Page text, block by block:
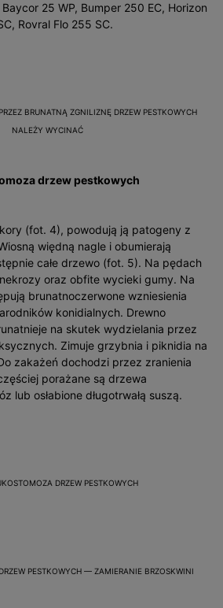
25 WP, Bumper 250 EC, Horizon
Rovral Flo 255 SC.
BRUNATNĄ ZGNILIZNĘ DRZEW PESTKOWYCH
NALEŻY WYCINAĆ
drzew pestkowych
(fot. 4), powodują ją patogeny z
więdną nagle i obumierają
całe drzewo (fot. 5). Na pędach
oraz obfite wycieki gumy. Na
brunatnoczerwone wzniesienia
konidialnych. Drewno
na skutek wydzielania przez
Zimuje grzybnia i piknidia na
zakażeń dochodzi przez zranienia
porażane są drzewa
lub osłabione długotrwałą suszą.
DRZEW PESTKOWYCH
PESTKOWYCH — ZAMIERANIE BRZOSKWINI